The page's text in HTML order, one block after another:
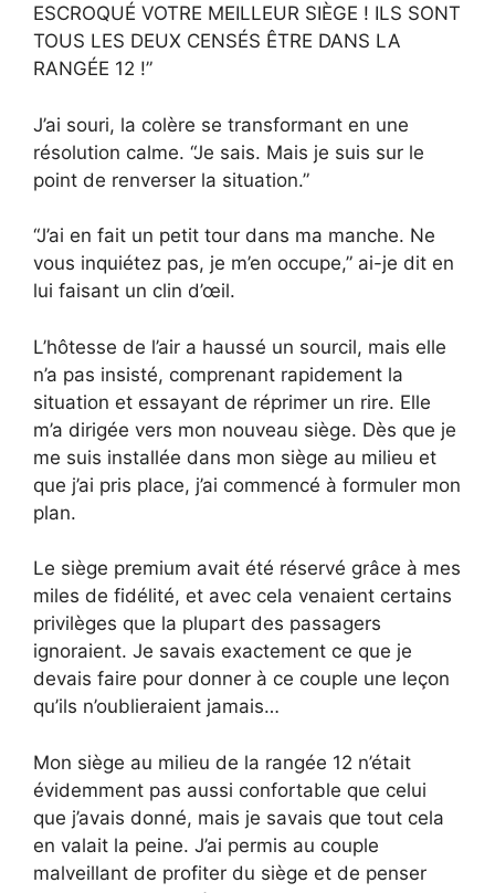
ESCROQUÉ VOTRE MEILLEUR SIÈGE ! ILS SONT
TOUS LES DEUX CENSÉS ÊTRE DANS LA
RANGÉE 12 !”
J’ai souri, la colère se transformant en une
résolution calme. “Je sais. Mais je suis sur le
point de renverser la situation.”
“J’ai en fait un petit tour dans ma manche. Ne
vous inquiétez pas, je m’en occupe,” ai-je dit en
lui faisant un clin d’œil.
L’hôtesse de l’air a haussé un sourcil, mais elle
n’a pas insisté, comprenant rapidement la
situation et essayant de réprimer un rire. Elle
m’a dirigée vers mon nouveau siège. Dès que je
me suis installée dans mon siège au milieu et
que j’ai pris place, j’ai commencé à formuler mon
plan.
Le siège premium avait été réservé grâce à mes
miles de fidélité, et avec cela venaient certains
privilèges que la plupart des passagers
ignoraient. Je savais exactement ce que je
devais faire pour donner à ce couple une leçon
qu’ils n’oublieraient jamais…
Mon siège au milieu de la rangée 12 n’était
évidemment pas aussi confortable que celui
que j’avais donné, mais je savais que tout cela
en valait la peine. J’ai permis au couple
malveillant de profiter du siège et de penser